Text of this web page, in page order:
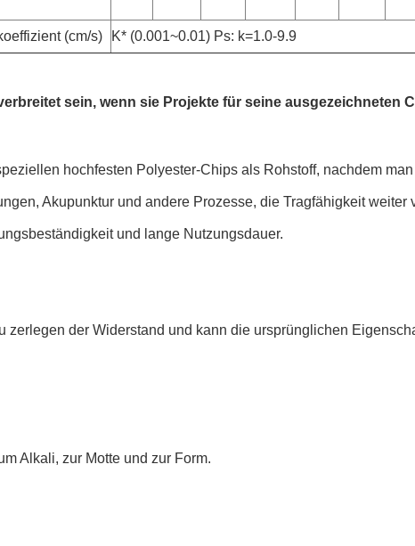
(cm/s) K* (0.001~0.01) Ps: k=1.0-9.9
sein, wenn sie Projekte für seine ausgezeichneten
hochfesten Polyester-Chips als Rohstoff, nachdem
Akupunktur und andere Prozesse, die Tragfähigkeit weiter
und lange Nutzungsdauer.
zerlegen der Widerstand und kann die ursprünglichen
Alkali, zur Motte und zur Form.